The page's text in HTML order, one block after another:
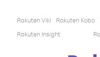
Rakuten Viki Rakuten Kobo
Rakuten Insight